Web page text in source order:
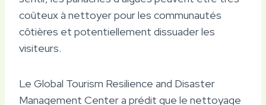
coûteux à nettoyer pour les communautés
côtières et potentiellement dissuader les
visiteurs.
Le Global Tourism Resilience and Disaster
Management Center a prédit que le nettoyage